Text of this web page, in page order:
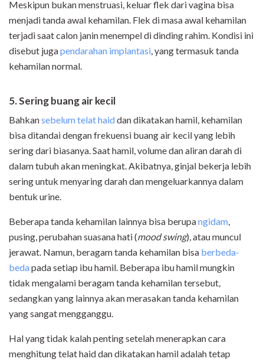
Meskipun bukan menstruasi, keluar flek dari vagina bisa
menjadi tanda awal kehamilan. Flek di masa awal kehamilan
terjadi saat calon janin menempel di dinding rahim. Kondisi ini
disebut jugapendarahan implantasi , yang termasuk tanda
kehamilan normal.
5. Sering buang air kecil
Bahkansebelum telat haiddan dikatakan hamil, kehamilan
bisa ditandai dengan frekuensi buang air kecil yang lebih
sering dari biasanya. Saat hamil, volume dan aliran darah di
dalam tubuh akan meningkat. Akibatnya, ginjal bekerja lebih
sering untuk menyaring darah dan mengeluarkannya dalam
bentuk urine.
Beberapa tanda kehamilan lainnya bisa berupangidam
pusing, perubahan suasana hati (mood swing), atau muncul
jerawat. Namun, beragam tanda kehamilan bisa berbeda-
bedapada setiap ibu hamil. Beberapa ibu hamil mungkin
tidak mengalami beragam tanda kehamilan tersebut,
sedangkan yang lainnya akan merasakan tanda kehamilan
yang sangat mengganggu.
Hal yang tidak kalah penting setelah menerapkan cara
menghitung telat haid dan dikatakan hamil adalah tetap